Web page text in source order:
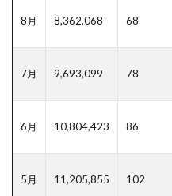
8月 8,362,068 68
7月 9,693,099 78
6月 10,804,423 86
5月 11,205,855 102